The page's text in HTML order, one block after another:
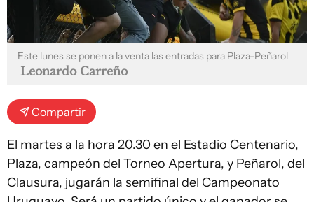
Este lunes se ponen a la venta las entradas para Plaza-Peñarol
Leonardo Carreño
Compartir
El martes a la hora 20.30 en el Estadio Centenario,
Plaza, campeón del Torneo Apertura, y Peñarol, del
Clausura, jugarán la semifinal del Campeonato